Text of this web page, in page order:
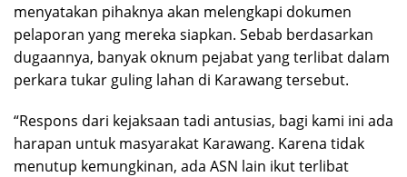
menyatakan pihaknya akan melengkapi dokumen
pelaporan yang mereka siapkan. Sebab berdasarkan
dugaannya, banyak oknum pejabat yang terlibat dalam
perkara tukar guling lahan di Karawang tersebut.
“Respons dari kejaksaan tadi antusias, bagi kami ini ada
harapan untuk masyarakat Karawang. Karena tidak
menutup kemungkinan, ada ASN lain ikut terlibat